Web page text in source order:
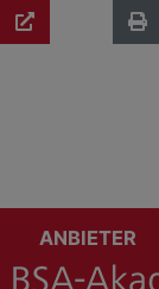
ANBIETER